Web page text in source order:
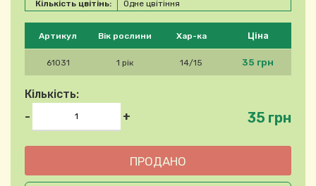
Будь ласка, виберіть продукт
Артикул Вік рослини Хар-ка Ціна
61031 1 рік 14/15 35 грн
Кількість:
-
+ 35 грн
Кількість цвітінь: Одне цвітіння